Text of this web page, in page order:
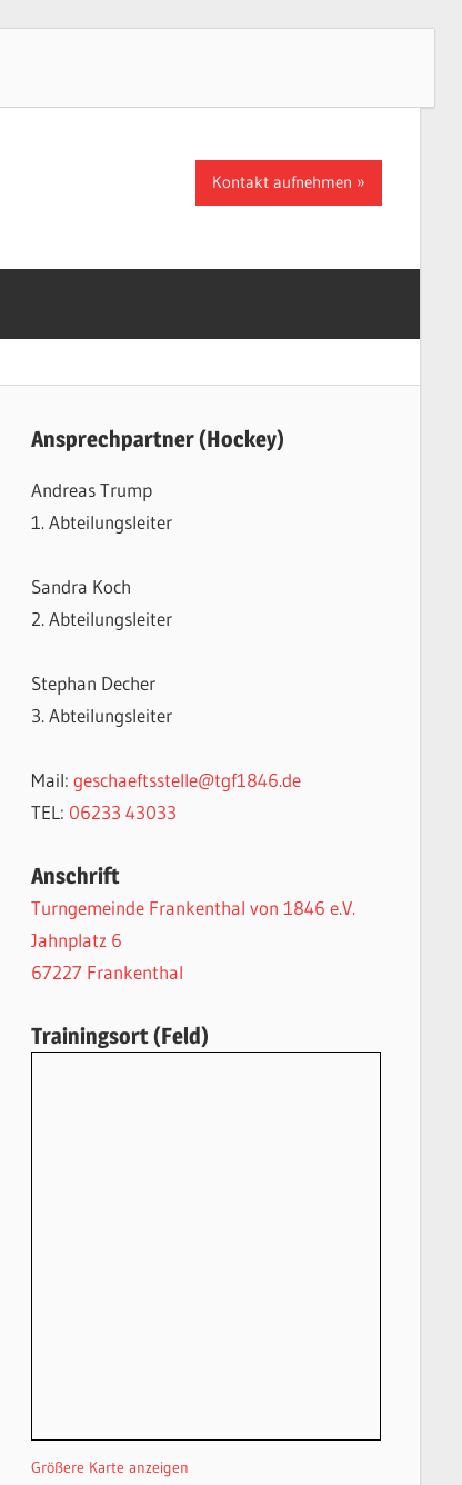
Kontakt aufnehmen
Ansprechpartner (Hockey)
Andreas Trump
1. Abteilungsleiter
Sandra Koch
2. Abteilungsleiter
Stephan Decher
3. Abteilungsleiter
Mail: geschaeftsstelle@tgf1846.de
TEL: 06233 43033
Anschrift
Turngemeinde Frankenthal von 1846 e.V.
Jahnplatz 6
67227 Frankenthal
Trainingsort (Feld)
Größere Karte anzeigen